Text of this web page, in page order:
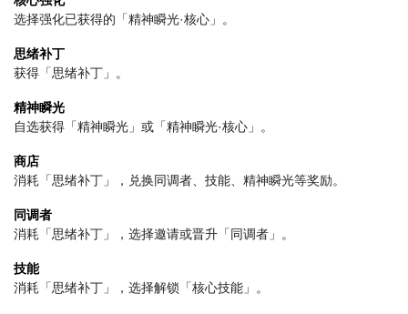
选择强化已获得的「精神瞬光·核心」。
思绪补丁
获得「思绪补丁」。
精神瞬光
自选获得「精神瞬光」或「精神瞬光·核心」。
商店
消耗「思绪补丁」，兑换同调者、技能、精神瞬光等奖励。
同调者
消耗「思绪补丁」，选择邀请或晋升「同调者」。
技能
消耗「思绪补丁」，选择解锁「核心技能」。